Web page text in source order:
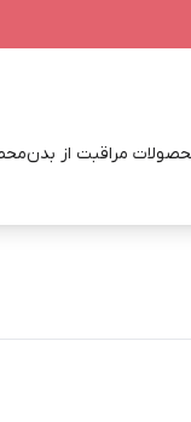
مراقبت از بدن